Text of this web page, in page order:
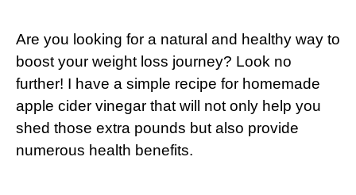
Are you looking for a natural and healthy way to
boost your weight loss journey? Look no
further! I have a simple recipe for homemade
apple cider vinegar that will not only help you
shed those extra pounds but also provide
numerous health benefits.